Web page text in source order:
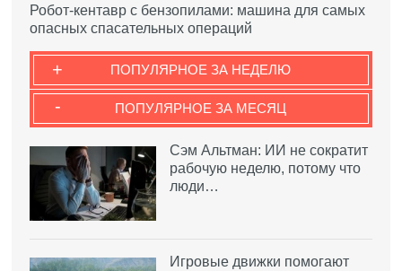
Робот-кентавр с бензопилами: машина для самых
опасных спасательных операций
ПОПУЛЯРНОЕ ЗА НЕДЕЛЮ
+
ПОПУЛЯРНОЕ ЗА МЕСЯЦ
-
Сэм Альтман: ИИ не сократит
рабочую неделю, потому что
люди…
Игровые движки помогают